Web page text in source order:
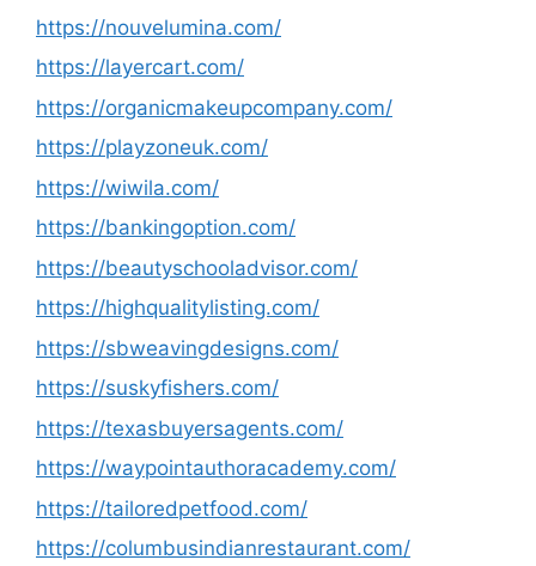
https://nouvelumina.com/
https://layercart.com/
https://organicmakeupcompany.com/
https://playzoneuk.com/
https://wiwila.com/
https://bankingoption.com/
https://beautyschooladvisor.com/
https://highqualitylisting.com/
https://sbweavingdesigns.com/
https://suskyfishers.com/
https://texasbuyersagents.com/
https://waypointauthoracademy.com/
https://tailoredpetfood.com/
https://columbusindianrestaurant.com/